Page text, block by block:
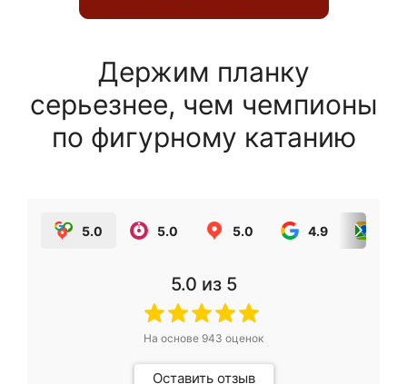
Держим планку
серьезнее, чем чемпионы
по фигурному катанию
5.0 5.0 5.0 4.9
5.0 из 5
На основе 943 оценок
Оставить отзыв